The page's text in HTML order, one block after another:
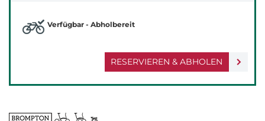
RESERVIEREN & ABHOLEN
Verfügbar - Abholbereit